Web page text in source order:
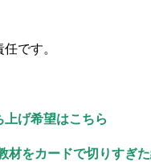
です。
げ希望はこちら
材をカードで切りすぎ